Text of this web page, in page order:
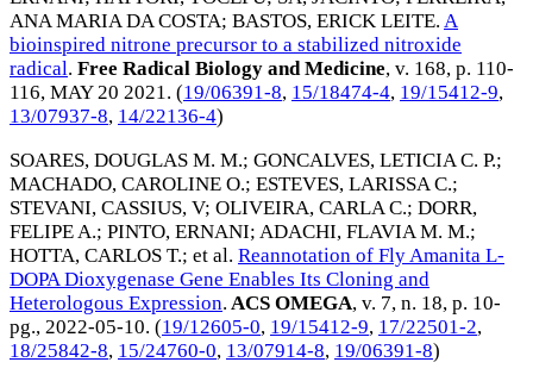
ANA MARIA DA COSTA; BASTOS, ERICK LEITE. A
bioinspired nitrone precursor to a stabilized nitroxide
radical. Free Radical Biology and Medicine, v. 168, p. 110-
116, MAY 20 2021. (19/06391-8, 15/18474-4, 19/15412-9,
13/07937-8, 14/22136-4)
SOARES, DOUGLAS M. M.; GONCALVES, LETICIA C. P.;
MACHADO, CAROLINE O.; ESTEVES, LARISSA C.;
STEVANI, CASSIUS, V; OLIVEIRA, CARLA C.; DORR,
FELIPE A.; PINTO, ERNANI; ADACHI, FLAVIA M. M.;
HOTTA, CARLOS T.; et al. Reannotation of Fly Amanita L-
DOPA Dioxygenase Gene Enables Its Cloning and
Heterologous Expression. ACS OMEGA, v. 7, n. 18, p. 10-
pg., 2022-05-10. (19/12605-0, 19/15412-9, 17/22501-2,
18/25842-8, 15/24760-0, 13/07914-8, 19/06391-8)